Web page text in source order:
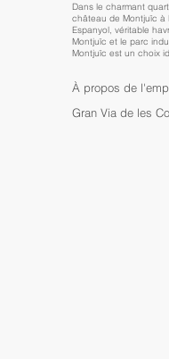
Dans le charmant
château de Montjuïc à
Espanyol, véritable
Montjuïc et le parc
Montjuïc est un choix
À propos de
Gran Via de les